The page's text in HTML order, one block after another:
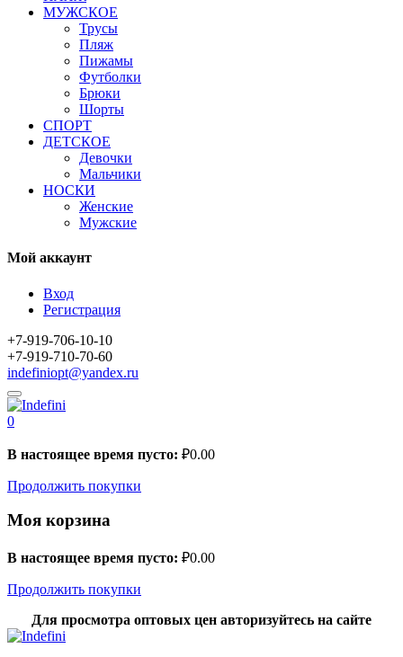
МУЖСКОЕ
Трусы
Пляж
Пижамы
Футболки
Брюки
Шорты
СПОРТ
ДЕТСКОЕ
Девочки
Мальчики
НОСКИ
Женские
Мужские
Мой аккаунт
Вход
Регистрация
+7-919-706-10-10
+7-919-710-70-60
indefiniopt@yandex.ru
0
В настоящее время пусто: ₽0.00
Продолжить покупки
Моя корзина
В настоящее время пусто: ₽0.00
Продолжить покупки
Для просмотра оптовых цен авторизуйтесь на сайте